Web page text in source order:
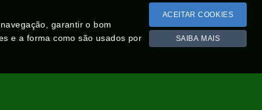
garantir o bom
e a forma como são usados por
ACEITAR COOKIES
SAIBA MAIS